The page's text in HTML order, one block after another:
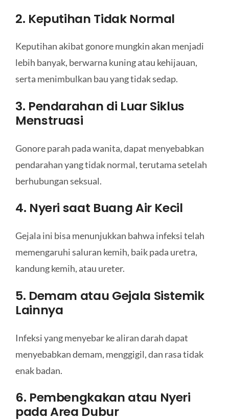
2. Keputihan Tidak Normal
Keputihan akibat gonore mungkin akan menjadi
lebih banyak, berwarna kuning atau kehijauan,
serta menimbulkan bau yang tidak sedap.
3. Pendarahan di Luar Siklus
Menstruasi
Gonore parah pada wanita, dapat menyebabkan
pendarahan yang tidak normal, terutama setelah
berhubungan seksual.
4. Nyeri saat Buang Air Kecil
Gejala ini bisa menunjukkan bahwa infeksi telah
memengaruhi saluran kemih, baik pada uretra,
kandung kemih, atau ureter.
5. Demam atau Gejala Sistemik
Lainnya
Infeksi yang menyebar ke aliran darah dapat
menyebabkan demam, menggigil, dan rasa tidak
enak badan.
6. Pembengkakan atau Nyeri
pada Area Dubur